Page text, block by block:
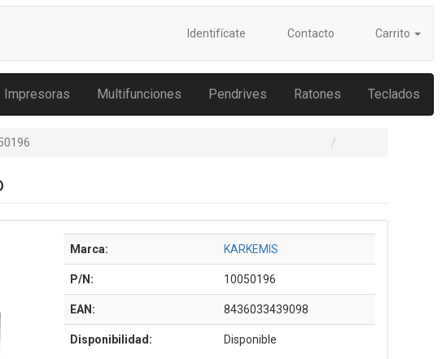
Identifícate Contacto Carrito
Impresoras Multifunciones Pendrives Ratones Teclados
Marca: KARKEMIS
P/N: 10050196
EAN: 8436033439098
Disponibilidad: Disponible